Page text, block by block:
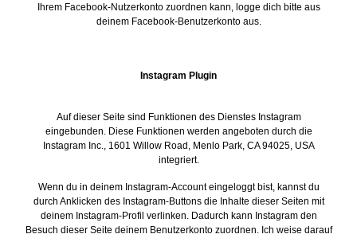
Ihrem Facebook-Nutzerkonto zuordnen kann, logge dich bitte aus
deinem Facebook-Benutzerkonto aus.
Instagram Plugin
Auf dieser Seite sind Funktionen des Dienstes Instagram
eingebunden. Diese Funktionen werden angeboten durch die
Instagram Inc., 1601 Willow Road, Menlo Park, CA 94025, USA
integriert.
Wenn du in deinem Instagram-Account eingeloggt bist, kannst du
durch Anklicken des Instagram-Buttons die Inhalte dieser Seiten mit
deinem Instagram-Profil verlinken. Dadurch kann Instagram den
Besuch dieser Seite deinem Benutzerkonto zuordnen. Ich weise darauf